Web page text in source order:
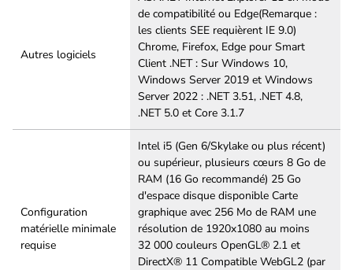
Autres logiciels
de compatibilité ou Edge(Remarque :
les clients SEE requièrent IE 9.0)
Chrome, Firefox, Edge pour Smart
Client .NET : Sur Windows 10,
Windows Server 2019 et Windows
Server 2022 : .NET 3.51, .NET 4.8,
.NET 5.0 et Core 3.1.7
Configuration
matérielle minimale
requise
Intel i5 (Gen 6/Skylake ou plus récent)
ou supérieur, plusieurs cœurs 8 Go de
RAM (16 Go recommandé) 25 Go
d'espace disque disponible Carte
graphique avec 256 Mo de RAM une
résolution de 1920x1080 au moins
32 000 couleurs OpenGL® 2.1 et
DirectX® 11 Compatible WebGL2 (par